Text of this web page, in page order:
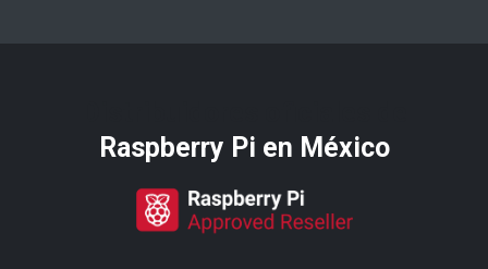
Raspberry Pi​ en México